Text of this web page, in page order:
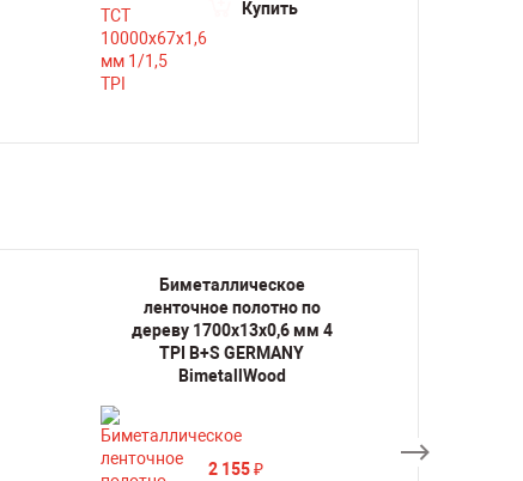
Купить
Биметаллическое
ленточное полотно по
дереву 1700х13х0,6 мм 4
TPI B+S GERMANY
BimetallWood
2 155 ₽